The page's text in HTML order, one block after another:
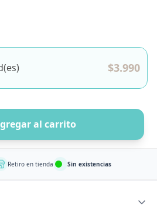
Keto, Proteico, Sin Azúcar Añadida,
$3.990
al carrito
Retiro en tienda Sin existencias